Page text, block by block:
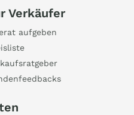
Verkäufer
aufgeben